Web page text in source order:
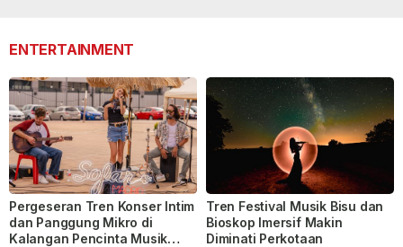
ENTERTAINMENT
Pergeseran Tren Konser Intim
dan Panggung Mikro di
Kalangan Pencinta Musik
Tren Festival Musik Bisu dan
Bioskop Imersif Makin
Diminati Perkotaan